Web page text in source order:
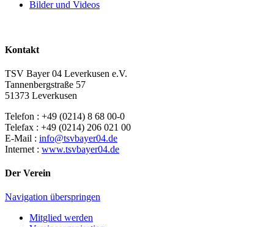
Bilder und Videos
Kontakt
TSV Bayer 04 Leverkusen e.V.
Tannenbergstraße 57
51373 Leverkusen
Telefon : +49 (0214) 8 68 00-0
Telefax : +49 (0214) 206 021 00
E-Mail : info@tsvbayer04.de
Internet : www.tsvbayer04.de
Der Verein
Navigation überspringen
Mitglied werden